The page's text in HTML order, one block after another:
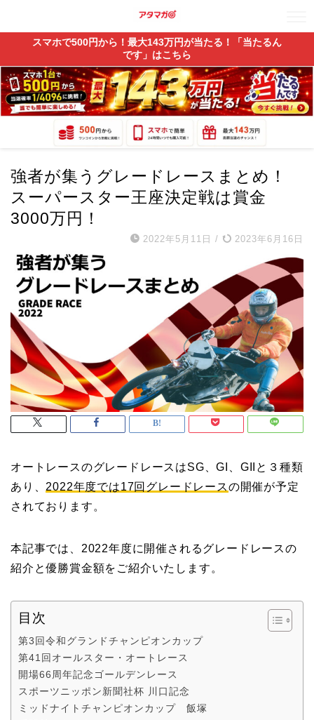
スマホで500円から！最大143万円が当たる！「当たるん
です」はこちら
強者が集うグレードレースまとめ！
スーパースター王座決定戦は賞金
3000万円！
2022年5月11日 / 2023年6月16日
オートレースのグレードレースはSG、GI、GIIと３種類
あり、 2022年度では17回グレードレースの開催が予定
されております。
本記事では、2022年度に開催されるグレードレースの
紹介と優勝賞金額をご紹介いたします。
目次
第3回令和グランドチャンピオンカップ
第41回オールスター・オートレース
開場66周年記念ゴールデンレース
スポーツニッポン新聞社杯 川口記念
ミッドナイトチャンピオンカップ 飯塚